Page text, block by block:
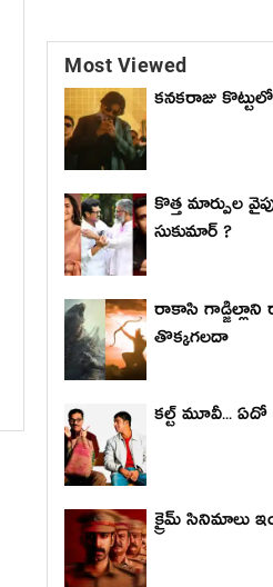
Most Viewed
కనకరాజు
కొత్త మార్పుల
సుకుమార్ ?
రాకాసి
తొక్కగలదా
కల్ట్ మూవీ... ఏదో
క్రైమ్ సినిమాలు